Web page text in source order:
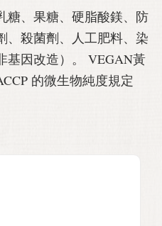
糖、果糖、硬脂酸鎂、防
、殺菌劑、人工肥料、染
基因改造）。 VEGAN黃
的微生物純度規定